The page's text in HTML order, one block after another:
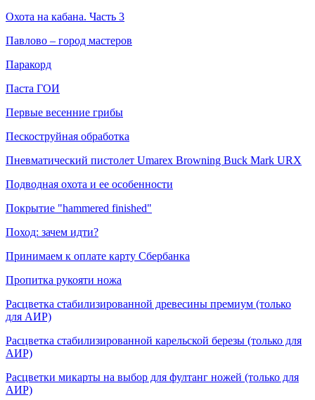
Охота на кабана. Часть 3
Павлово – город мастеров
Паракорд
Паста ГОИ
Первые весенние грибы
Пескоструйная обработка
Пневматический пистолет Umarex Browning Buck Mark URX
Подводная охота и ее особенности
Покрытие "hammered finished"
Поход: зачем идти?
Принимаем к оплате карту Сбербанка
Пропитка рукояти ножа
Расцветка стабилизированной древесины премиум (только
для АИР)
Расцветка стабилизированной карельской березы (только для
АИР)
Расцветки микарты на выбор для фултанг ножей (только для
АИР)